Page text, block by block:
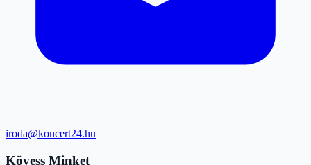
iroda@koncert24.hu
Kövess Minket